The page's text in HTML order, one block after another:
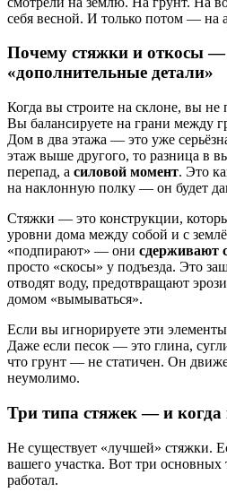
себя весной. И только потом — на
Почему стяжки и откосы —
«дополнительные детали»
Когда вы строите на склоне, вы не
Вы балансируете на грани между
Дом в два этажа — это уже
этаж выше другого, то разница в
перепад, а силовой момент. Это
на наклонную полку — он будет
Стяжки — это конструкции,
уровни дома между собой и с
«подпирают» — они сдерживают
просто «скосы» у подъезда. Это
отводят воду, предотвращают
домом «вымываться».
Если вы игнорируете эти
Даже если песок — это глина,
что грунт — не статичен. Он
неумолимо.
Три типа стяжек — и когда
Не существует «лучшей» стяжки.
вашего участка. Вот три основных
работал.